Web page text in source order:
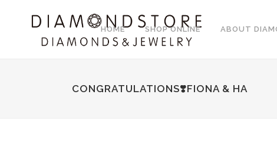
HOME SHOP ONLINE ABOUT
CONGRATULATIONS❣️FIONA & HA